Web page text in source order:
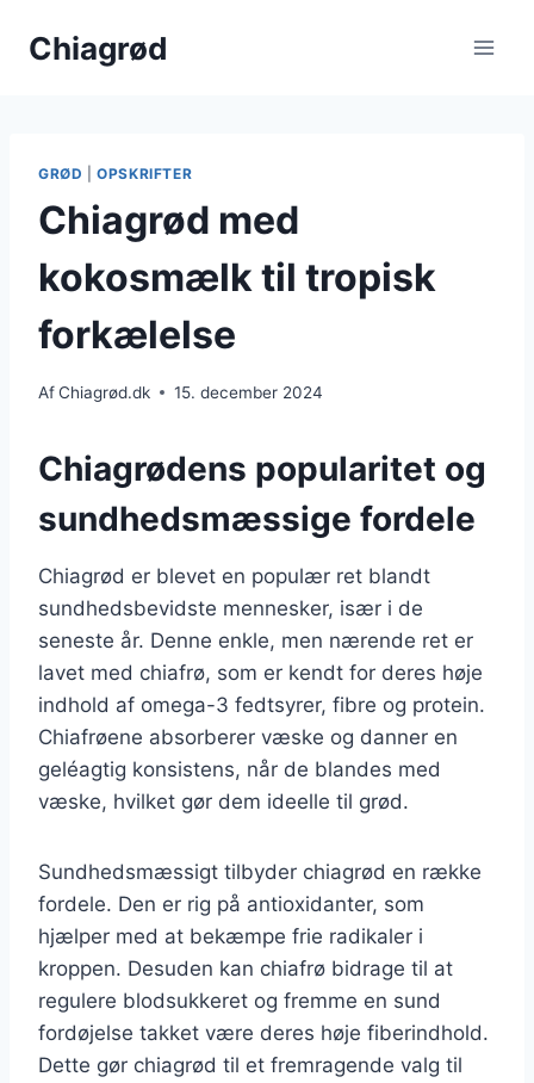
Chiagrød
GRØD |OPSKRIFTER
Chiagrød med
kokosmælk til tropisk
forkælelse
AfChiagrød.dk 15. december 2024
Chiagrødens popularitet og
sundhedsmæssige fordele
Chiagrød er blevet en populær ret blandt
sundhedsbevidste mennesker, især i de
seneste år. Denne enkle, men nærende ret er
lavet med chiafrø, som er kendt for deres høje
indhold af omega-3 fedtsyrer, fibre og protein.
Chiafrøene absorberer væske og danner en
geléagtig konsistens, når de blandes med
væske, hvilket gør dem ideelle til grød.
Sundhedsmæssigt tilbyder chiagrød en række
fordele. Den er rig på antioxidanter, som
hjælper med at bekæmpe frie radikaler i
kroppen. Desuden kan chiafrø bidrage til at
regulere blodsukkeret og fremme en sund
fordøjelse takket være deres høje fiberindhold.
Dette gør chiagrød til et fremragende valg til